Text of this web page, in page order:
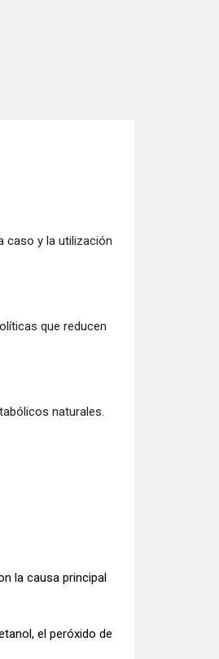
caso y la utilización
que reducen
naturales.
la causa principal
el peróxido de